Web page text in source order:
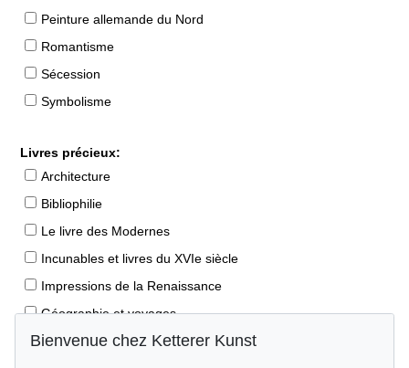
Peinture allemande du Nord
Romantisme
Sécession
Symbolisme
Livres précieux:
Architecture
Bibliophilie
Le livre des Modernes
Incunables et livres du XVIe siècle
Impressions de la Renaissance
Géographie et voyages
Éditions princeps
Bienvenue chez Ketterer Kunst